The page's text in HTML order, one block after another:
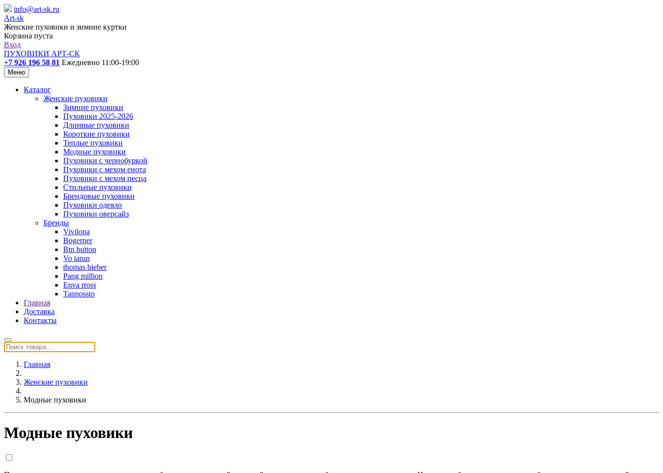
info@art-sk.ru
Art-sk
Женские пуховики и зимние куртки
Корзина пуста
Вход
ПУХОВИКИ АРТ-СК
+7 926 196 58 81 Ежедневно 11:00-19:00
Меню
Каталог
Женские пуховики
Зимние пуховики
Пуховики 2025-2026
Длинные пуховики
Короткие пуховики
Теплые пуховики
Модные пуховики
Пуховики с чернобуркой
Пуховики с мехом енота
Пуховики с мехом песца
Стильные пуховики
Брендовые пуховики
Пуховики одеяло
Пуховики оверсайз
Бренды
Vivilona
Bogerner
Btn button
Vo tarun
thomas bieber
Pang million
Enva rross
Tannossto
Главная
Доставка
Контакты
Главная
Женские пуховики
Модные пуховики
Модные пуховики